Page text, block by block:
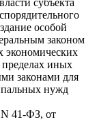
особой
законом
экономических
иных
законами для
нужд
N 41-ФЗ, от